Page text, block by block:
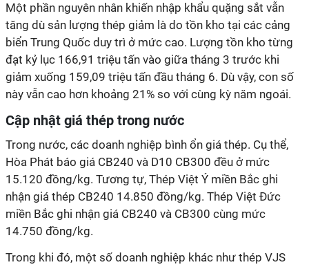
Một phần nguyên nhân khiến nhập khẩu quặng sắt vẫn
tăng dù sản lượng thép giảm là do tồn kho tại các cảng
biển Trung Quốc duy trì ở mức cao. Lượng tồn kho từng
đạt kỷ lục 166,91 triệu tấn vào giữa tháng 3 trước khi
giảm xuống 159,09 triệu tấn đầu tháng 6. Dù vậy, con số
này vẫn cao hơn khoảng 21% so với cùng kỳ năm ngoái.
Cập nhật giá thép trong nước
Trong nước, các doanh nghiệp bình ổn giá thép. Cụ thể,
Hòa Phát báo giá CB240 và D10 CB300 đều ở mức
15.120 đồng/kg. Tương tự, Thép Việt Ý miền Bắc ghi
nhận giá thép CB240 14.850 đồng/kg. Thép Việt Đức
miền Bắc ghi nhận giá CB240 và CB300 cùng mức
14.750 đồng/kg.
Trong khi đó, một số doanh nghiệp khác như thép VJS